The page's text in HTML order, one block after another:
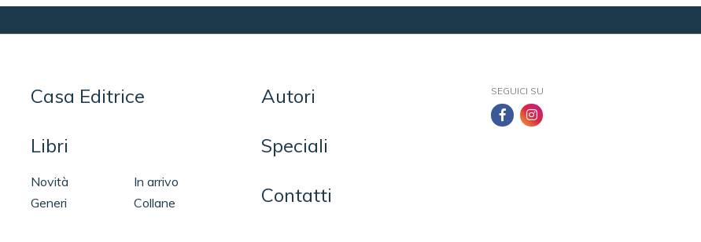
Casa Editrice
Libri
Novità
In arrivo
Generi
Collane
Autori
Speciali
Contatti
SEGUICI SU